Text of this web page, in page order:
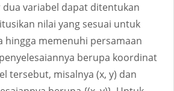
variabel dapat ditentukan
nilai yang sesuai untuk
hingga memenuhi persamaan
berupa koordinat
tersebut, misalnya (x, y) dan